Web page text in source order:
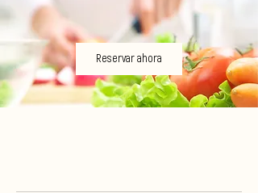
Reservar ahora